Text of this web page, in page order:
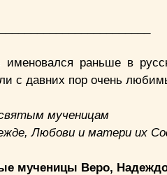
именовался раньше в
с давних пор очень
мученицам
Любови и матери их
мученицы Веро,